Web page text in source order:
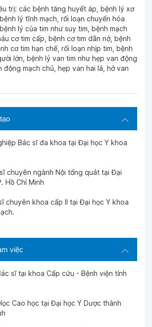
trị: các bệnh tăng huyết áp, bệnh lý xơ
lý tĩnh mạch, rối loạn chuyển hóa
lý của tim như suy tim, bệnh mạch
cơ tim cấp, bệnh cơ tim dãn nở, bệnh
cơ tim hạn chế, rối loạn nhịp tim, bệnh
lớn, bệnh lý van tim như hẹp van động
động mạch chủ, hẹp van hai lá, hở van
Bác sĩ đa khoa tại Đại học Y khoa
chuyên ngành Nội tổng quát tại Đại
Hồ Chí Minh
chuyên khoa cấp II tại Đại học Y khoa
việc
sĩ tại khoa Cấp cứu - Bệnh viện tỉnh
Cao học tại Đại học Y Dược thành
Ngày 07-01-2026
Ngày 04-12-2025
Ngày 01-12-2025
Ngày 05-11-2025
Ngày 22-09-2025